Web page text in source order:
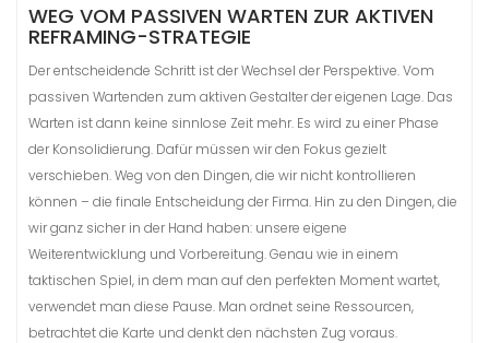
WEG VOM PASSIVEN WARTEN ZUR AKTIVEN
REFRAMING-STRATEGIE
Der entscheidende Schritt ist der Wechsel der Perspektive. Vom
passiven Wartenden zum aktiven Gestalter der eigenen Lage. Das
Warten ist dann keine sinnlose Zeit mehr. Es wird zu einer Phase
der Konsolidierung. Dafür müssen wir den Fokus gezielt
verschieben. Weg von den Dingen, die wir nicht kontrollieren
können – die finale Entscheidung der Firma. Hin zu den Dingen, die
wir ganz sicher in der Hand haben: unsere eigene
Weiterentwicklung und Vorbereitung. Genau wie in einem
taktischen Spiel, in dem man auf den perfekten Moment wartet,
verwendet man diese Pause. Man ordnet seine Ressourcen,
betrachtet die Karte und denkt den nächsten Zug voraus.